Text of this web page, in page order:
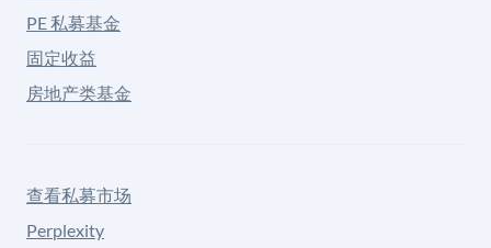
PE 私募基金
固定收益
房地产类基金
查看私募市场
Perplexity